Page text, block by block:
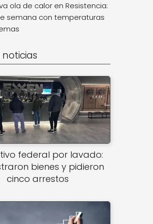
ola de calor en Resistencia:
semana con temperaturas
federal por lavado:
bienes y pidieron
cinco arrestos